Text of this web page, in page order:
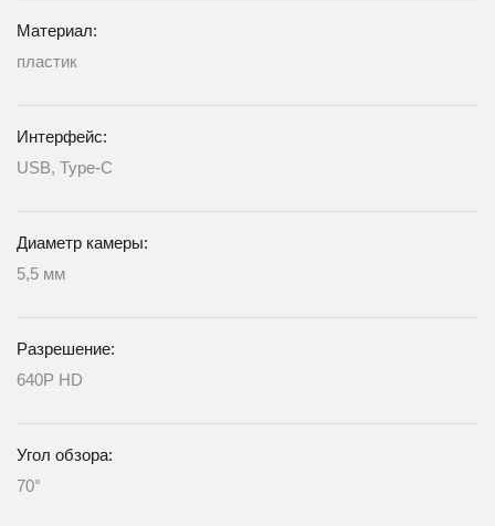
Материал:
пластик
Интерфейс:
USB, Type-C
Диаметр камеры:
5,5 мм
Разрешение:
640P HD
Угол обзора:
70°